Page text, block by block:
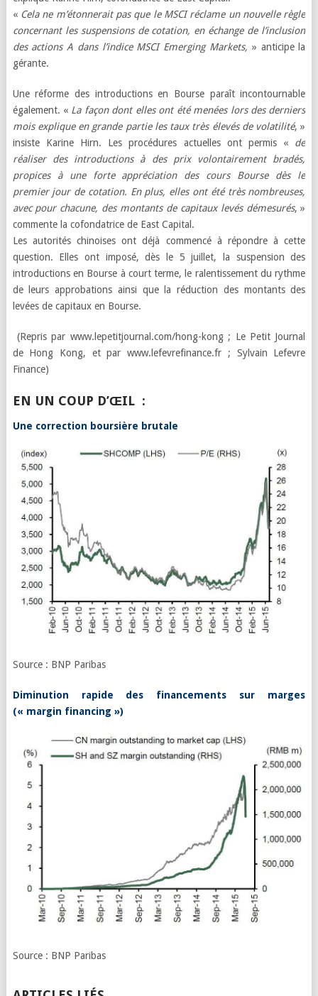
«Cela ne m’étonnerait pas que le MSCI réclame un nouvelle règle
concernant les suspensions de cotation, en échange de l’inclusion
des actions A dans l’indice MSCI Emerging Markets, » anticipe la
gérante.
Une réforme des introductions en Bourse paraît incontournable
également. « La façon dont elles ont été menées lors des derniers
mois explique en grande partie les taux très élevés de volatilité, »
insiste Karine Hirn. Les procédures actuelles ont permis « de
réaliser des introductions à des prix volontairement bradés,
propices à une forte appréciation des cours Bourse dès le
premier jour de cotation. En plus, elles ont été très nombreuses,
avec pour chacune, des montants de capitaux levés démesurés, »
commente la cofondatrice de East Capital.
Les autorités chinoises ont déjà commencé à répondre à cette
question. Elles ont imposé, dès le 5 juillet, la suspension des
introductions en Bourse à court terme, le ralentissement du rythme
de leurs approbations ainsi que la réduction des montants des
levées de capitaux en Bourse.
(Repris par www.lepetitjournal.com/hong-kong ; Le Petit Journal
de Hong Kong, et par www.lefevrefinance.fr ; Sylvain Lefevre
Finance)
EN UN COUP D’ŒIL :
Une correction boursière brutale
Source : BNP Paribas
Diminution rapide des financements sur marges
(« margin financing »)
Source : BNP Paribas